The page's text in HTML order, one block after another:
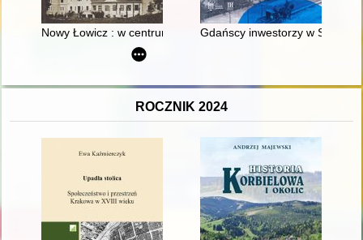
Nowy Łowicz : w centrum poligonu drawskiego od
Gdańscy inwestorzy w
ROCZNIK 2024